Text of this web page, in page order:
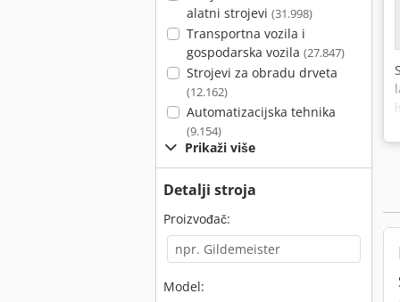
alatni strojevi (31.998)
Transportna vozila i
gospodarska vozila (27.847)
Strojevi za obradu drveta
(12.162)
Automatizacijska tehnika
(9.154)
Prikaži više
Detalji stroja
Proizvođač:
Model: